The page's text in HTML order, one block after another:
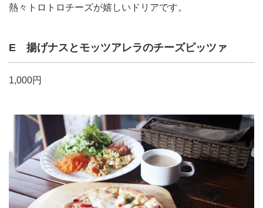
熱々トロトロチーズが嬉しいドリアです。
E 揚げナスとモッツアレラのチーズピッツァ
1,000円